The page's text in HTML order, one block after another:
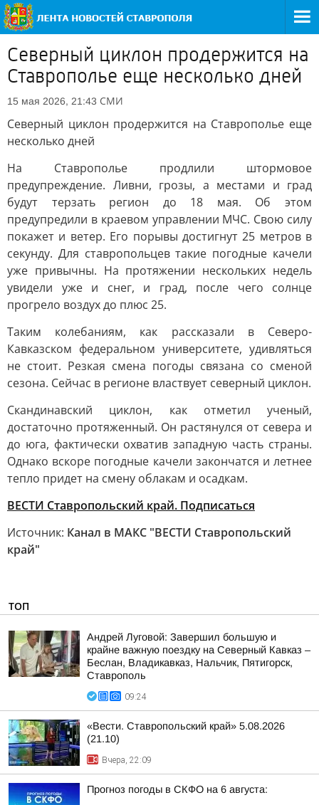
Северный циклон продержится на
Ставрополье еще несколько дней
15 мая 2026, 21:43 СМИ
Северный циклон продержится на Ставрополье еще
несколько дней
На Ставрополье продлили штормовое
предупреждение. Ливни, грозы, а местами и град
будут терзать регион до 18 мая. Об этом
предупредили в краевом управлении МЧС. Свою силу
покажет и ветер. Его порывы достигнут 25 метров в
секунду. Для ставропольцев такие погодные качели
уже привычны. На протяжении нескольких недель
увидели уже и снег, и град, после чего солнце
прогрело воздух до плюс 25.
Таким колебаниям, как рассказали в Северо-
Кавказском федеральном университете, удивляться
не стоит. Резкая смена погоды связана со сменой
сезона. Сейчас в регионе властвует северный циклон.
Скандинавский циклон, как отметил ученый,
достаточно протяженный. Он растянулся от севера и
до юга, фактически охватив западную часть страны.
Однако вскоре погодные качели закончатся и летнее
тепло придет на смену облакам и осадкам.
ВЕСТИ Ставропольский край. Подписаться
Источник: Канал в МАКС "ВЕСТИ Ставропольский
край"
ТОП
Андрей Луговой: Завершил большую и
крайне важную поездку на Северный Кавказ –
Беслан, Владикавказ, Нальчик, Пятигорск,
Ставрополь
09:24
«Вести. Ставропольский край» 5.08.2026
(21.10)
Вчера, 22:09
Прогноз погоды в СКФО на 6 августа: